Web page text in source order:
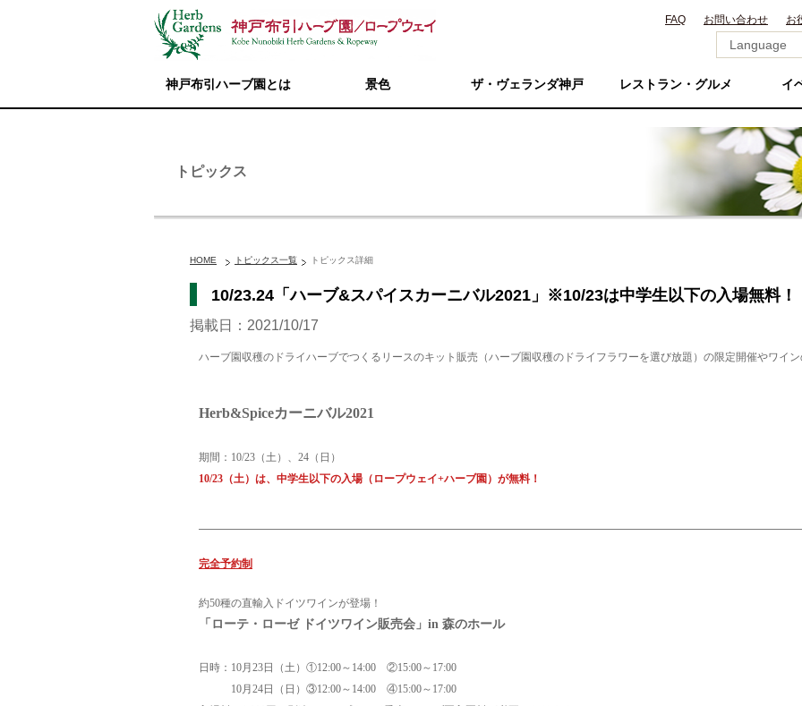
FAQ お問い合わせ お
神戸布引ハーブ園とは 景色 ザ・ヴェランダ神戸 レストラン・グルメ イ
トピックス
HOME トピックス一覧 トピックス詳細
10/23.24「ハーブ&スパイスカーニバル2021」※10/23は中学生以下の入場無料！
掲載日：2021/10/17
ハーブ園収穫のドライハーブでつくるリースのキット販売（ハーブ園収穫のドライフラワーを選び放題 ）の限定開催やワイ
Herb&Spiceカーニバル2021
期間：10/23（土）、24（日）
10/23（土）は、中学生以下の入場（ロープウェイ+ハーブ園）が無料！
完全予約制
約50種の直輸入ドイツワインが登場！
「ローテ・ローゼ ドイツワイン販売会」in 森のホール
日時：10月23日（土）①12:00～14:00 ②15:00～17:00
10月24日（日）③12:00～14:00 ④15:00～17:00